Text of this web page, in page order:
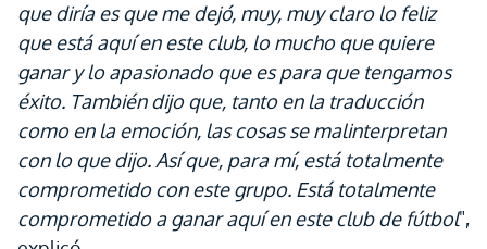
que diría es que me dejó, muy, muy claro lo feliz
que está aquí en este club, lo mucho que quiere
ganar y lo apasionado que es para que tengamos
éxito. También dijo que, tanto en la traducción
como en la emoción, las cosas se malinterpretan
con lo que dijo. Así que, para mí, está totalmente
comprometido con este grupo. Está totalmente
comprometido a ganar aquí en este club de fútbol",